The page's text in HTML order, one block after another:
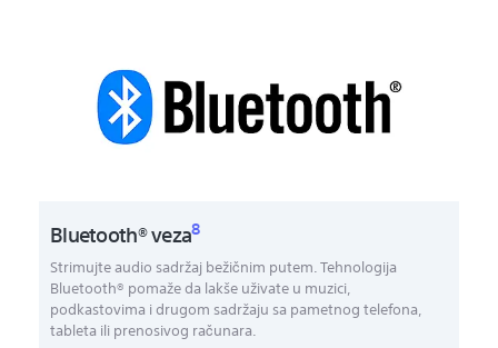
Bluetooth® veza8
Strimujte audio sadržaj bežičnim putem. Tehnologija
Bluetooth® pomaže da lakše uživate u muzici,
podkastovima i drugom sadržaju sa pametnog telefona,
tableta ili prenosivog računara.